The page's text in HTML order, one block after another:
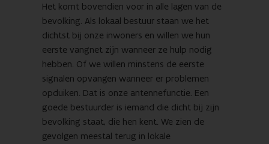
Het komt bovendien voor in alle lagen van de
bevolking. Als lokaal bestuur staan we het
dichtst bij onze inwoners en willen we hun
eerste vangnet zijn wanneer ze hulp nodig
hebben. Of we willen minstens de eerste
signalen opvangen wanneer er problemen
opduiken. Dat is onze antennefunctie. Een
goede bestuurder is iemand die dicht bij zijn
bevolking staat, die hen kent. We zien de
gevolgen meestal terug in lokale